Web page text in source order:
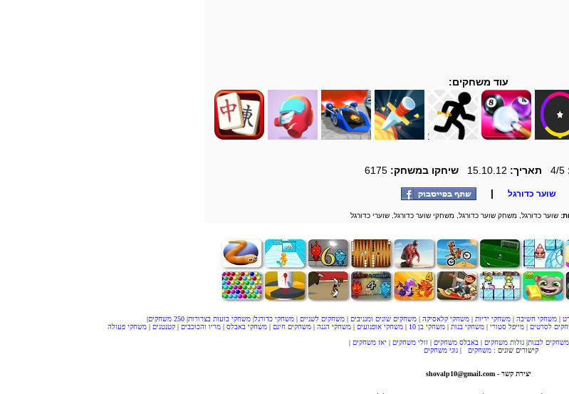
עוד משחקים:
4/5 תאריך: 15.10.12 שיחקו במשחק:6175
שוער כדורגל |
שוער כדורגל, משחק שוער כדורגל, משחקי שוער כדורגל, שוערי כדורגל
| משחקי חשיבה | משחקי יריות | משחקי קלאסיקה | משחקים שונים ומגניבים | משחקים לשניים | משחקי כדורגל| משחקי בועות בצרורות| 250 משחקים
|
לסרטים | מייפל סטורי | משחקי בנות | משחקי בן 10 | משחקי אופנועים | משחקי הגנה | משחקים חינם | משחקי באבלס | מריו והכוכבים | קטנטנים | משחקי פעולה
משחקים לבנות|גולות משחקים | באבלס משחקים |זולי משחקים | יאז משחקים |
קישורים שונים :משחקים |גוגי משחקים
יצירת קשר - shovalp10@gmail.com